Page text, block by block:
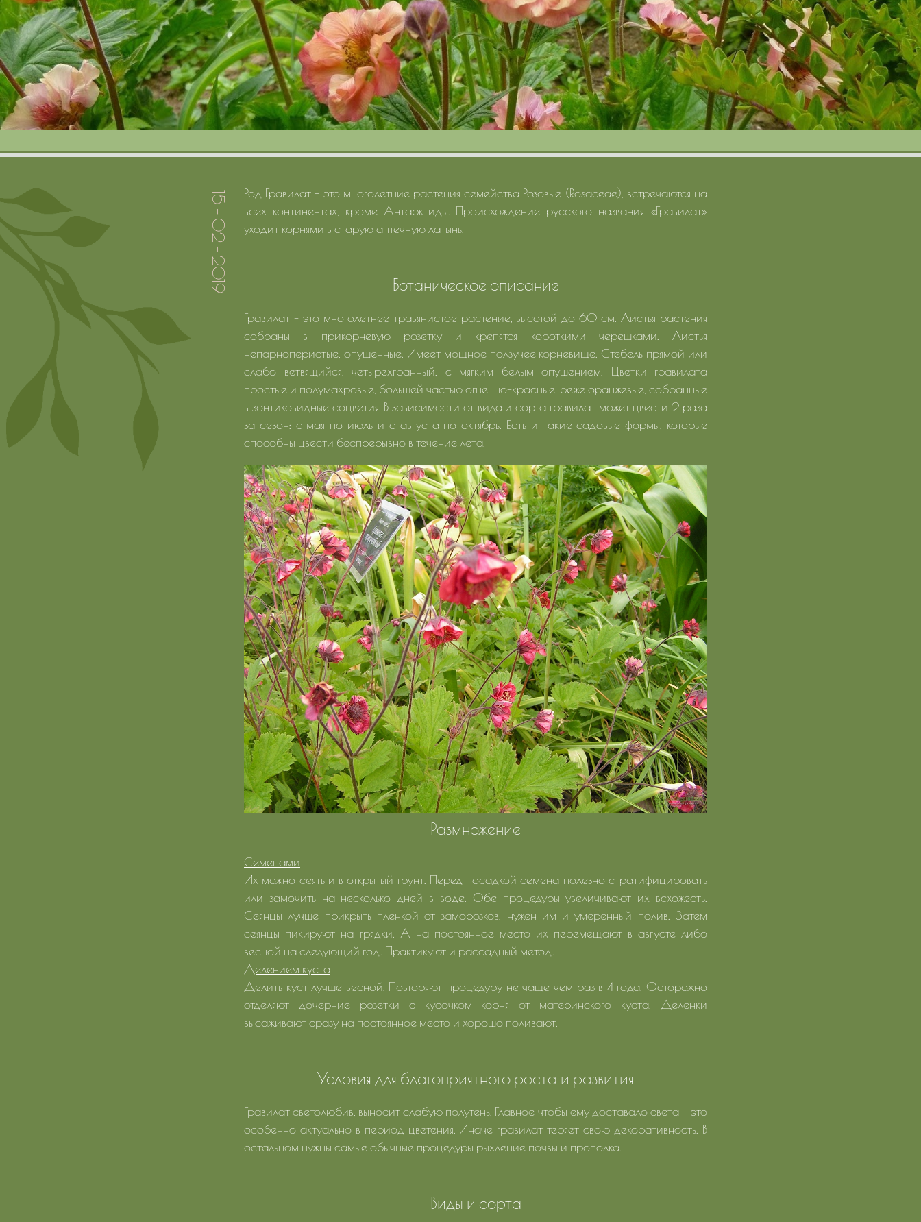
15 - 02 - 2019
Род Гравилат – это многолетние растения семейства Розовые (Rosaceae), встречаются на
всех континентах, кроме Антарктиды. Происхождение русского названия «Гравилат»
уходит корнями в старую аптечную латынь.
Ботаническое описание
Гравилат - это многолетнее травянистое растение, высотой до 60 см. Листья растения
собраны в прикорневую розетку и крепятся короткими черешками. Листья
непарноперистые, опушенные. Имеет мощное ползучее корневище. Стебель прямой или
слабо ветвящийся, четырехгранный, с мягким белым опушением. Цветки гравилата
простые и полумахровые, большей частью огненно-красные, реже оранжевые, собранные
в зонтиковидные соцветия. В зависимости от вида и сорта гравилат может цвести 2 раза
за сезон: с мая по июль и с августа по октябрь. Есть и такие садовые формы, которые
способны цвести беспрерывно в течение лета.
Размножение
Семенами
Их можно сеять и в открытый грунт. Перед посадкой семена полезно стратифицировать
или замочить на несколько дней в воде. Обе процедуры увеличивают их всхожесть.
Сеянцы лучше прикрыть пленкой от заморозков, нужен им и умеренный полив. Затем
сеянцы пикируют на грядки. А на постоянное место их перемещают в августе либо
весной на следующий год. Практикуют и рассадный метод.
Делением куста
Делить куст лучше весной. Повторяют процедуру не чаще чем раз в 4 года. Осторожно
отделяют дочерние розетки с кусочком корня от материнского куста. Деленки
высаживают сразу на постоянное место и хорошо поливают.
Условия для благоприятного роста и развития
Гравилат светолюбив, выносит слабую полутень. Главное чтобы ему доставало света — это
особенно актуально в период цветения. Иначе гравилат теряет свою декоративность. В
остальном нужны самые обычные процедуры рыхление почвы и прополка.
Виды и сорта